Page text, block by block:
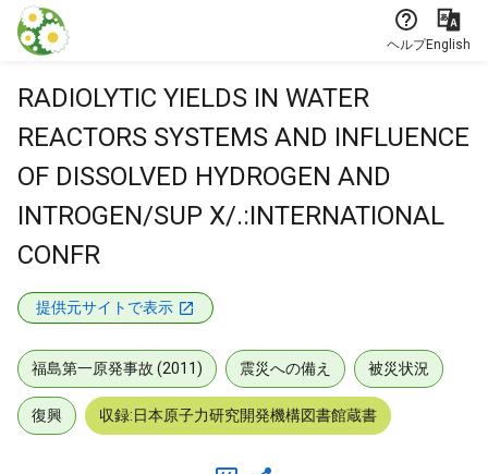
本文に飛ぶ
ヘルプEnglish
RADIOLYTIC YIELDS IN WATER
REACTORS SYSTEMS AND INFLUENCE
OF DISSOLVED HYDROGEN AND
INTROGEN/SUP X/.:INTERNATIONAL
CONFR
提供元サイトで表示
福島第一原発事故 (2011) 震災への備え 被災状況
復興 収録:日本原子力研究開発機構図書館蔵書